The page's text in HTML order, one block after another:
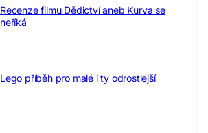
Recenze filmu Dědictví aneb Kurva se
neříká
Lego příběh pro malé i ty odrostlejší